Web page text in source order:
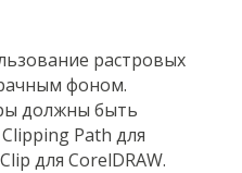
растровых
фоном.
должны быть
Path для
для CorelDRAW.